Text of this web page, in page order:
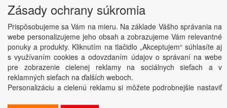
Instagram
Copyright © TECHNO GROUP spol. s r.o.2026
Powered by ABRA
Zásady ochrany súkromia
Prispôsobujeme sa Vám na mieru. Na základe Vášho správania na
webe personalizujeme jeho obsah a zobrazujeme Vám relevantné
ponuky a produkty. Kliknutím na tlačidlo „Akceptujem“ súhlasíte aj
s využívaním cookies a odovzdaním údajov o správaní na webe
pre zobrazenie cielenej reklamy na sociálnych sieťach a v
reklamných sieťach na ďalších weboch.
Personalizáciu a cielenú reklamu si môžete podrobnejšie nastaviť